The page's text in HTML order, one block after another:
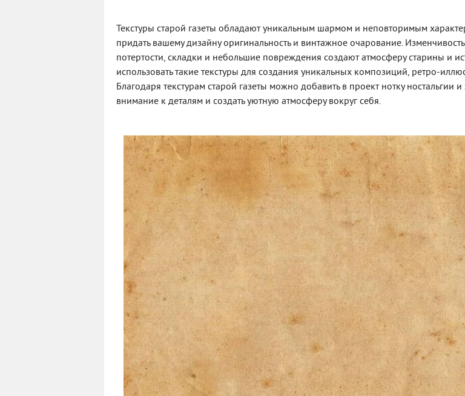
Текстуры старой газеты обладают уникальным шармом и неповторимым
придать вашему дизайну оригинальность и винтажное очарование.
потертости, складки и небольшие повреждения создают атмосферу старины и
использовать такие текстуры для создания уникальных композиций, ретро-
Благодаря текстурам старой газеты можно добавить в проект нотку ностальгии
внимание к деталям и создать уютную атмосферу вокруг себя.